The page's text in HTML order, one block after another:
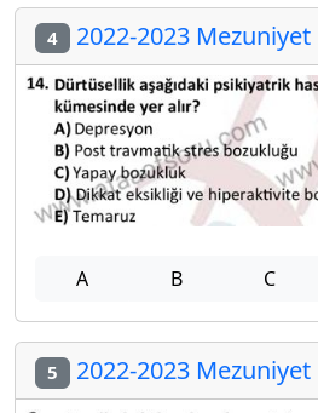
4 2022-2023 Mezuniyet
A B C
5 2022-2023 Mezuniyet